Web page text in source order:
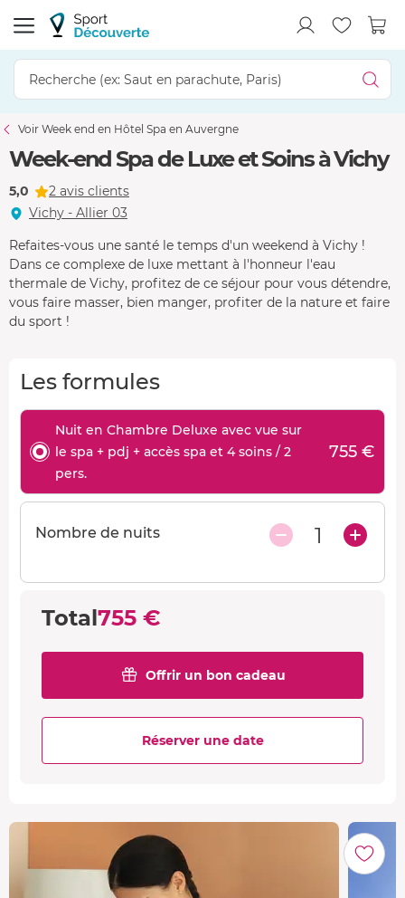
Voir Week end en Hôtel Spa en Auvergne
Week-end Spa de Luxe et Soins à Vichy
5,0
2 avis clients
Vichy - Allier 03
Refaites-vous une santé le temps d'un weekend à Vichy !
Dans ce complexe de luxe mettant à l'honneur l'eau
thermale de Vichy, profitez de ce séjour pour vous détendre,
vous faire masser, bien manger, profiter de la nature et faire
du sport !
Les formules
Nuit en Chambre Deluxe avec vue sur
le spa + pdj + accès spa et 4 soins / 2
pers.
755 €
Nombre de nuits 1
Total755 €
Offrir un bon cadeau
Réserver une date